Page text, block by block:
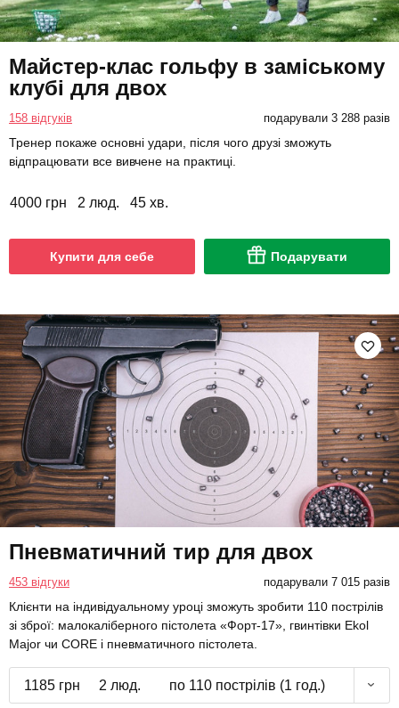
Майстер-клас гольфу в заміському
клубі для двох
158 відгуків подарували 3 288 разів
Тренер покаже основні удари, після чого друзі зможуть
відпрацювати все вивчене на практиці.
4000 грн 2 люд. 45 хв.
Купити для себе Подарувати
Пневматичний тир для двох
453 відгуки подарували 7 015 разів
Клієнти на індивідуальному уроці зможуть зробити 110 пострілів
зі зброї: малокаліберного пістолета «Форт-17», гвинтівки Ekol
Major чи CORE і пневматичного пістолета.
1185 грн 2 люд. по 110 пострілів (1 год.)